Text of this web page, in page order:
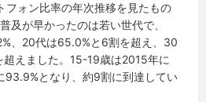
フォン比率の年次推移を見たもの
及が早かったのは若い世代で、
、20代は65.0%と6割を超え、30
えました。15-19歳は2015年に
93.9%となり、約9割に到達してい